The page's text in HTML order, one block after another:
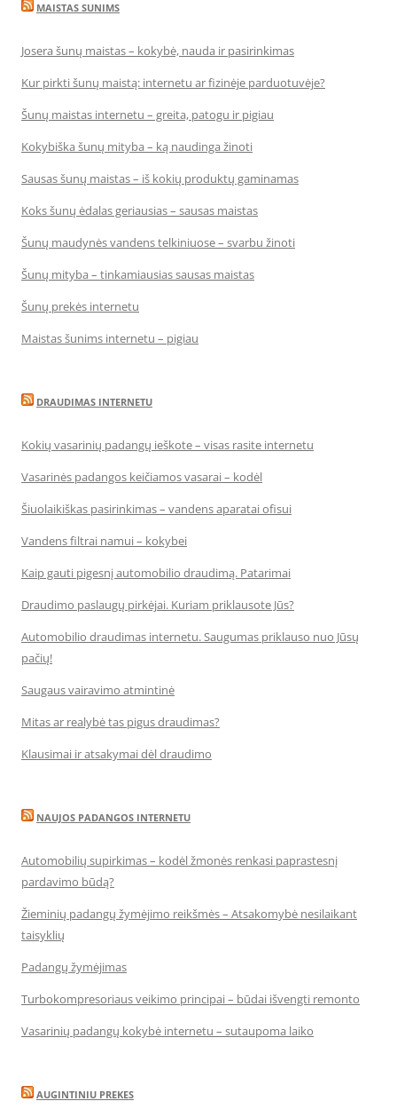
MAISTAS SUNIMS
Josera šunų maistas – kokybė, nauda ir pasirinkimas
Kur pirkti šunų maistą: internetu ar fizinėje parduotuvėje?
Šunų maistas internetu – greita, patogu ir pigiau
Kokybiška šunų mityba – ką naudinga žinoti
Sausas šunų maistas – iš kokių produktų gaminamas
Koks šunų ėdalas geriausias – sausas maistas
Šunų maudynės vandens telkiniuose – svarbu žinoti
Šunų mityba – tinkamiausias sausas maistas
Šunų prekės internetu
Maistas šunims internetu – pigiau
DRAUDIMAS INTERNETU
Kokių vasarinių padangų ieškote – visas rasite internetu
Vasarinės padangos keičiamos vasarai – kodėl
Šiuolaikiškas pasirinkimas – vandens aparatai ofisui
Vandens filtrai namui – kokybei
Kaip gauti pigesnį automobilio draudimą. Patarimai
Draudimo paslaugų pirkėjai. Kuriam priklausote Jūs?
Automobilio draudimas internetu. Saugumas priklauso nuo Jūsų
pačių!
Saugaus vairavimo atmintinė
Mitas ar realybė tas pigus draudimas?
Klausimai ir atsakymai dėl draudimo
NAUJOS PADANGOS INTERNETU
Automobilių supirkimas – kodėl žmonės renkasi paprastesnį
pardavimo būdą?
Žieminių padangų žymėjimo reikšmės – Atsakomybė nesilaikant
taisyklių
Padangų žymėjimas
Turbokompresoriaus veikimo principai – būdai išvengti remonto
Vasarinių padangų kokybė internetu – sutaupoma laiko
AUGINTINIU PREKES